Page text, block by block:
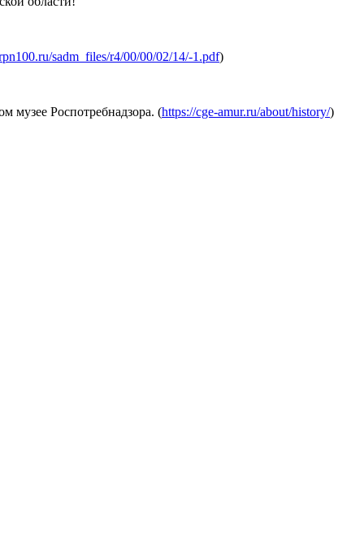
sadm_files/r4/00/00/02/14/-1.pdf)
музее Роспотребнадзора. (https://cge-amur.ru/about/history/)